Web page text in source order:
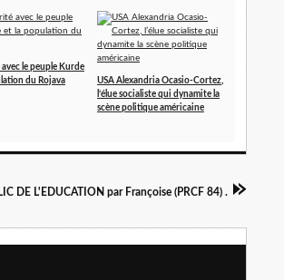
le peuple Kurde
du Rojava
USA Alexandria Ocasio-Cortez,
l’élue socialiste qui dynamite la
scène politique américaine
DE L'EDUCATION par Françoise (PRCF 84) .